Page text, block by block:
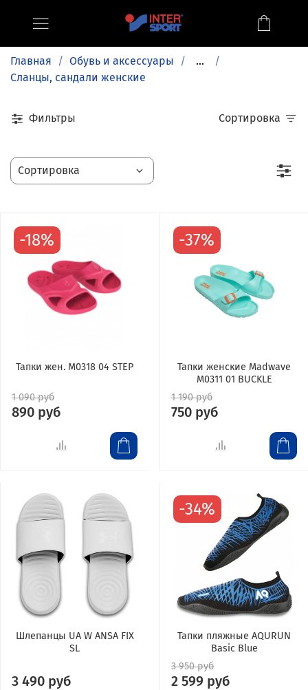
Главная Обувь и аксессуары
...
Сланцы, сандали женские
Фильтры Сортировка
-18%
Тапки жен. М0318 04 STEP
1 090 руб
890 руб
-37%
Тапки женские Madwave
M0311 01 BUCKLE
1 190 руб
750 руб
Шлепанцы UA W ANSA FIX
SL
3 490 руб
-34%
Тапки пляжные AQURUN
Basic Blue
3 950 руб
2 599 руб